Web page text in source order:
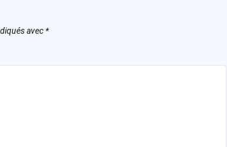
avec *